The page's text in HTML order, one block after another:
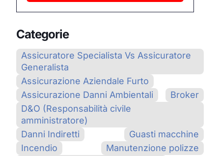
Categorie
Assicuratore Specialista Vs Assicuratore
Generalista
Assicurazione Aziendale Furto
Assicurazione Danni Ambientali
Broker
D&O (Responsabilità civile
amministratore)
Danni Indiretti
Guasti macchine
Incendio
Manutenzione polizze